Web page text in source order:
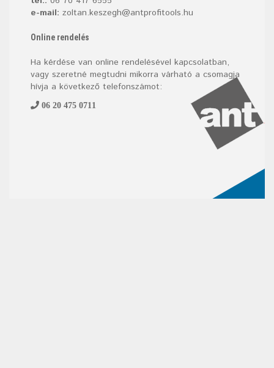
e-mail: zoltan.keszegh@antprofitools.hu
Online rendelés
Ha kérdése van online rendelésével kapcsolatban,
vagy szeretné megtudni mikorra várható a csomagja
hívja a következő telefonszámot:
06 20 475 0711